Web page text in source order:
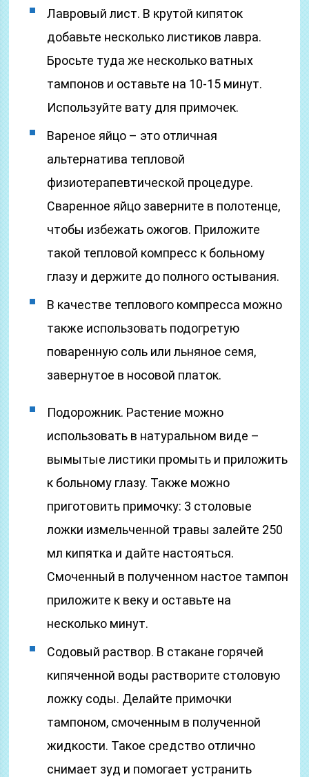
Лавровый лист. В крутой кипяток
добавьте несколько листиков лавра.
Бросьте туда же несколько ватных
тампонов и оставьте на 10-15 минут.
Используйте вату для примочек.
Вареное яйцо – это отличная
альтернатива тепловой
физиотерапевтической процедуре.
Сваренное яйцо заверните в полотенце,
чтобы избежать ожогов. Приложите
такой тепловой компресс к больному
глазу и держите до полного остывания.
В качестве теплового компресса можно
также использовать подогретую
поваренную соль или льняное семя,
завернутое в носовой платок.
Подорожник. Растение можно
использовать в натуральном виде –
вымытые листики промыть и приложить
к больному глазу. Также можно
приготовить примочку: 3 столовые
ложки измельченной травы залейте 250
мл кипятка и дайте настояться.
Смоченный в полученном настое тампон
приложите к веку и оставьте на
несколько минут.
Содовый раствор. В стакане горячей
кипяченной воды растворите столовую
ложку соды. Делайте примочки
тампоном, смоченным в полученной
жидкости. Такое средство отлично
снимает зуд и помогает устранить